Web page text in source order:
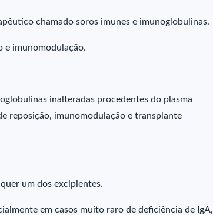
chamado soros imunes e imunoglobulinas.
e imunomodulação.
inalteradas procedentes do plasma
reposição, imunomodulação e transplante
um dos excipientes.
em casos muito raro de deficiência de IgA,